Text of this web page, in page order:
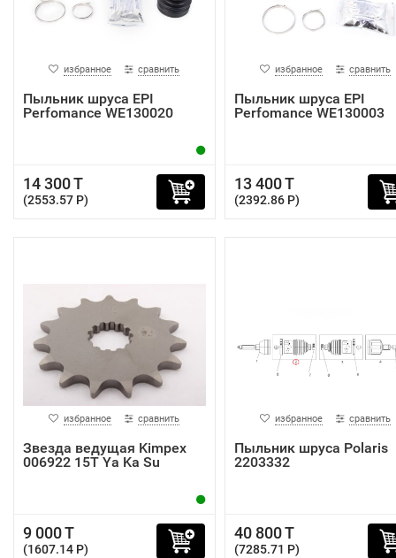
избранное сравнить
Пыльник шруса EPI
Perfomance WE130020
14 300 T
(2553.57 P)
избранное сравнить
Пыльник шруса EPI
Perfomance WE130003
13 400 T
(2392.86 P)
избранное сравнить
Звезда ведущая Kimpex
006922 15T Ya Ka Su
9 000 T
(1607.14 P)
избранное сравнить
Пыльник шруса Polaris
2203332
40 800 T
(7285.71 P)